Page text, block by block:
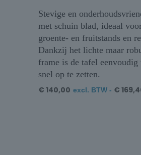
Stevige en
met schuin blad, ideaal
groente- en fruitstands en
Dankzij het lichte maar
frame is de tafel eenvoudig
snel op te zetten.
€ 140,00 excl. BTW - €